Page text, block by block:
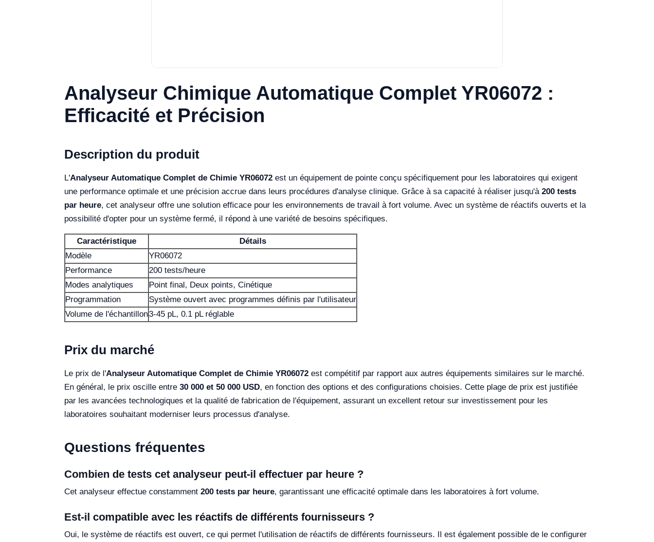
Analyseur Chimique Automatique Complet YR06072 :
Efficacité et Précision
Description du produit
L'Analyseur Automatique Complet de Chimie YR06072 est un équipement de pointe conçu spécifiquement pour les laboratoires qui exigent
une performance optimale et une précision accrue dans leurs procédures d'analyse clinique. Grâce à sa capacité à réaliser jusqu'à 200 tests
par heure, cet analyseur offre une solution efficace pour les environnements de travail à fort volume. Avec un système de réactifs ouverts et la
possibilité d'opter pour un système fermé, il répond à une variété de besoins spécifiques.
Caractéristique
Détails
Modèle
YR06072
Performance
200 tests/heure
Modes analytiques
Point final, Deux points, Cinétique
Programmation
Système ouvert avec programmes définis par l'utilisateur
Volume de l'échantillon3-45 pL, 0.1 pL réglable
Prix du marché
Le prix de l'Analyseur Automatique Complet de Chimie YR06072 est compétitif par rapport aux autres équipements similaires sur le marché.
En général, le prix oscille entre 30 000 et 50 000 USD, en fonction des options et des configurations choisies. Cette plage de prix est justifiée
par les avancées technologiques et la qualité de fabrication de l'équipement, assurant un excellent retour sur investissement pour les
laboratoires souhaitant moderniser leurs processus d'analyse.
Questions fréquentes
Combien de tests cet analyseur peut-il effectuer par heure ?
Cet analyseur effectue constamment 200 tests par heure, garantissant une efficacité optimale dans les laboratoires à fort volume.
Est-il compatible avec les réactifs de différents fournisseurs ?
Oui, le système de réactifs est ouvert, ce qui permet l'utilisation de réactifs de différents fournisseurs. Il est également possible de le configurer